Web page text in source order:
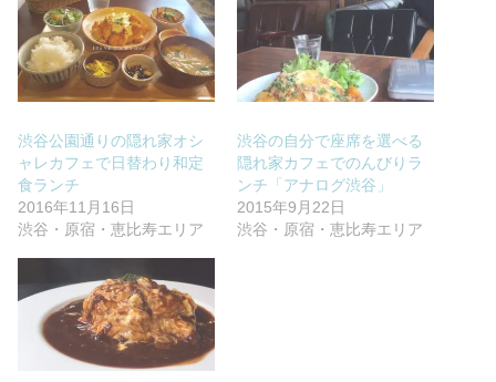
渋谷公園通りの隠れ家オシ
ャレカフェで日替わり和定
食ランチ
2016年11月16日
渋谷・原宿・恵比寿エリア
渋谷の自分で座席を選べる
隠れ家カフェでのんびりラ
ンチ「アナログ渋谷」
2015年9月22日
渋谷・原宿・恵比寿エリア